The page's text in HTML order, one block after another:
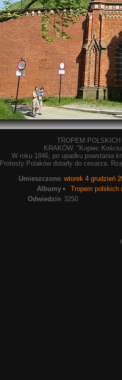
TROPEM
KRAKÓW. "Kopiec
W roku 1846, po upadku powstania
Protesty Polaków dotarły do cesarza.
Umieszczono wtorek 4 grudzień
Albumy
Tropem polskich
Odwiedzin 3250